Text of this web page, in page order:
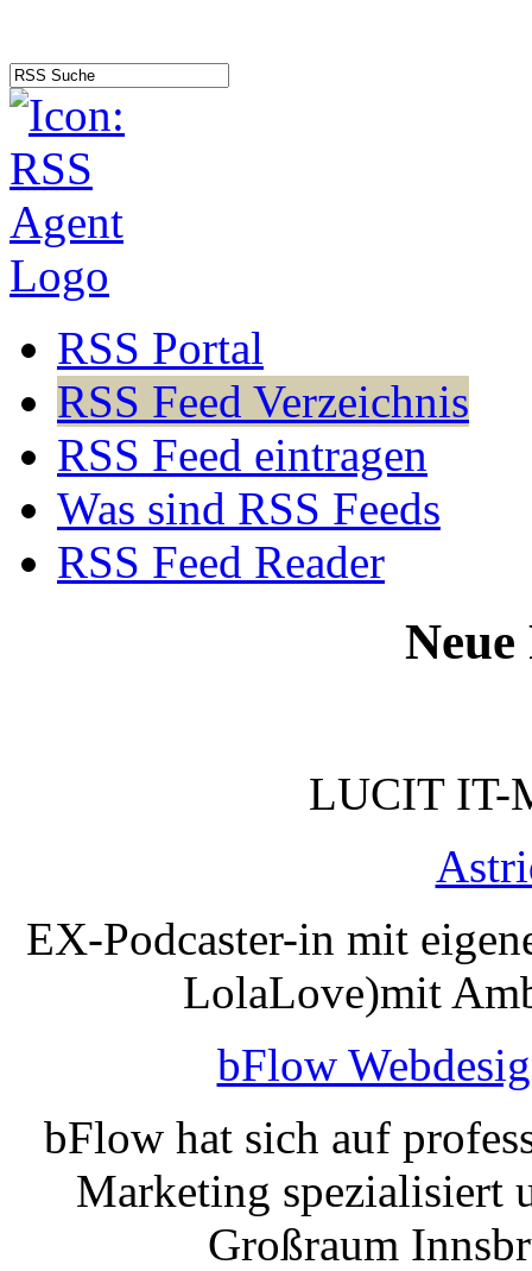
RSS Portal
RSS Feed Verzeichnis
RSS Feed eintragen
Was sind RSS Feeds
RSS Feed Reader
Neue
LUCIT IT-
EX-Podcaster-in mit
LolaLove)mit
bFlow
bFlow hat sich auf
Marketing spezialisiert
Großraum